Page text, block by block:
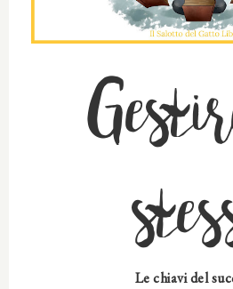
Le chiavi del